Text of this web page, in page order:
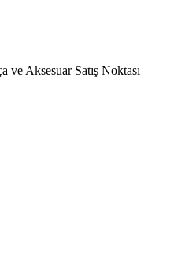
ve Aksesuar Satış Noktası